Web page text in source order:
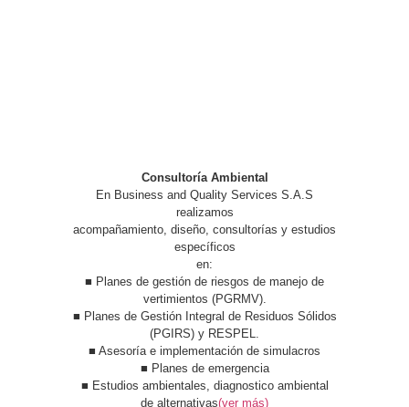
Consultoría Ambiental
En Business and Quality Services S.A.S
realizamos
acompañamiento, diseño, consultorías y estudios
específicos
en:
■ Planes de gestión de riesgos de manejo de
vertimientos (PGRMV).
■ Planes de Gestión Integral de Residuos Sólidos
(PGIRS) y RESPEL.
■ Asesoría e implementación de simulacros
■ Planes de emergencia
■ Estudios ambientales, diagnostico ambiental
de alternativas(ver más)